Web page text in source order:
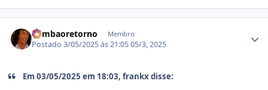
Rambaoretorno Membro
Postado3/05/2025 às 21:0505/3, 2025
Em 03/05/2025 em 18:03, frankx disse: